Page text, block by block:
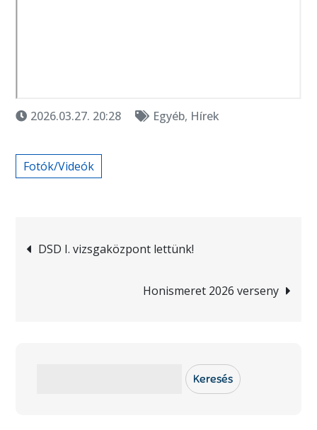
2026.03.27. 20:28 Egyéb, Hírek
Fotók/Videók
Bejegyzés
navigáció
DSD I. vizsgaközpont lettünk!
Honismeret 2026 verseny
Keresés